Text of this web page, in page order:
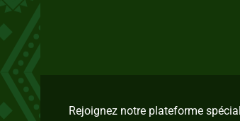
Rejoignez notre plateforme